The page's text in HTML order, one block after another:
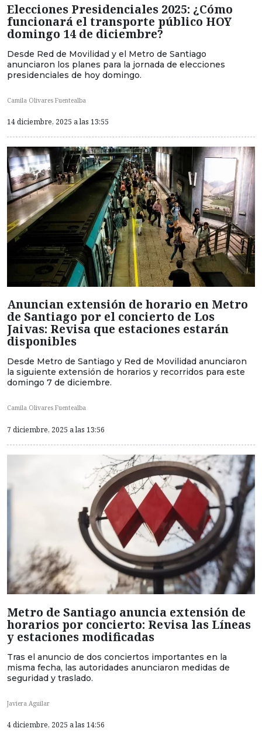
Elecciones Presidenciales 2025: ¿Cómo
funcionará el transporte público HOY
domingo 14 de diciembre?
Desde Red de Movilidad y el Metro de Santiago
anunciaron los planes para la jornada de elecciones
presidenciales de hoy domingo.
Camila Olivares Fuentealba
14 diciembre, 2025 a las 13:55
Anuncian extensión de horario en Metro
de Santiago por el concierto de Los
Jaivas: Revisa que estaciones estarán
disponibles
Desde Metro de Santiago y Red de Movilidad anunciaron
la siguiente extensión de horarios y recorridos para este
domingo 7 de diciembre.
Camila Olivares Fuentealba
7 diciembre, 2025 a las 13:56
Metro de Santiago anuncia extensión de
horarios por concierto: Revisa las Líneas
y estaciones modificadas
Tras el anuncio de dos conciertos importantes en la
misma fecha, las autoridades anunciaron medidas de
seguridad y traslado.
Javiera Aguilar
4 diciembre, 2025 a las 14:56